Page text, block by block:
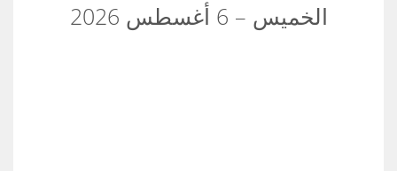
الخميس – 6 أغسطس 2026